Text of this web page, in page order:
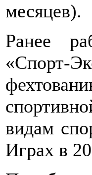
месяцев).
Ранее
«Спорт-
видам
Играх в